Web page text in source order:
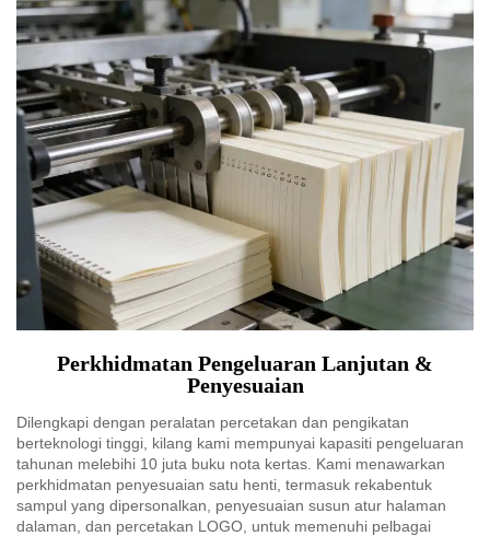
Perkhidmatan Pengeluaran Lanjutan &
Penyesuaian
Dilengkapi dengan peralatan percetakan dan pengikatan
berteknologi tinggi, kilang kami mempunyai kapasiti pengeluaran
tahunan melebihi 10 juta buku nota kertas. Kami menawarkan
perkhidmatan penyesuaian satu henti, termasuk rekabentuk
sampul yang dipersonalkan, penyesuaian susun atur halaman
dalaman, dan percetakan LOGO, untuk memenuhi pelbagai